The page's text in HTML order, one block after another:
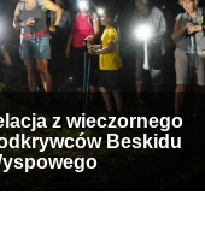
z wieczornego
Beskidu